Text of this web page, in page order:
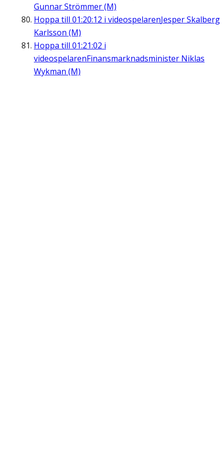
Gunnar Strömmer (M)
Hoppa till 01:20:12 i videospelarenJesper Skalberg
Karlsson (M)
Hoppa till 01:21:02 i
videospelarenFinansmarknadsminister Niklas
Wykman (M)